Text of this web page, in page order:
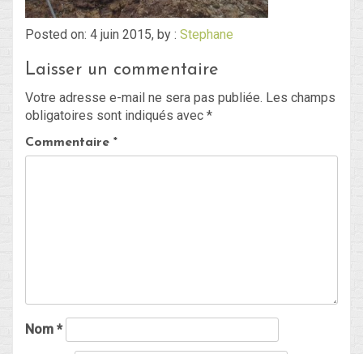
Posted on: 4 juin 2015, by : Stephane
Laisser un commentaire
Votre adresse e-mail ne sera pas publiée. Les champs
obligatoires sont indiqués avec *
Commentaire *
Nom *